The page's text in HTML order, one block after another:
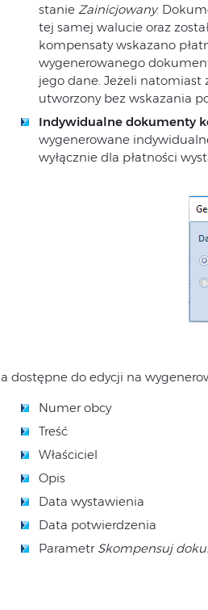
stanieZainicjowany.
tej samej walucie oraz
kompensaty wskazano
wygenerowanego
jego dane. Jeżeli
utworzony bez wskazania
Indywidualne dokumenty
wygenerowane
wyłącznie dla płatności
dostępne do edycji na
Numer obcy
Treść
Właściciel
Opis
Data wystawienia
Data potwierdzenia
Parametr Skompensuj